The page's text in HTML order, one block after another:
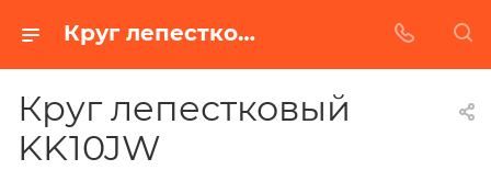
Круг лепестковый KK10JW в Белгороде | Купить по недорогой цене от Абразивного Завода
Круг лепестковый
KK10JW